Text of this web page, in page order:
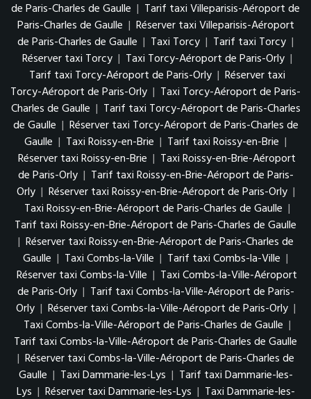
de Paris-Charles de Gaulle | Tarif taxi Villeparisis-Aéroport de
Paris-Charles de Gaulle | Réserver taxi Villeparisis-Aéroport
de Paris-Charles de Gaulle | Taxi Torcy | Tarif taxi Torcy |
Réserver taxi Torcy | Taxi Torcy-Aéroport de Paris-Orly |
Tarif taxi Torcy-Aéroport de Paris-Orly | Réserver taxi
Torcy-Aéroport de Paris-Orly | Taxi Torcy-Aéroport de Paris-
Charles de Gaulle | Tarif taxi Torcy-Aéroport de Paris-Charles
de Gaulle | Réserver taxi Torcy-Aéroport de Paris-Charles de
Gaulle | Taxi Roissy-en-Brie | Tarif taxi Roissy-en-Brie |
Réserver taxi Roissy-en-Brie | Taxi Roissy-en-Brie-Aéroport
de Paris-Orly | Tarif taxi Roissy-en-Brie-Aéroport de Paris-
Orly | Réserver taxi Roissy-en-Brie-Aéroport de Paris-Orly |
Taxi Roissy-en-Brie-Aéroport de Paris-Charles de Gaulle |
Tarif taxi Roissy-en-Brie-Aéroport de Paris-Charles de Gaulle
| Réserver taxi Roissy-en-Brie-Aéroport de Paris-Charles de
Gaulle | Taxi Combs-la-Ville | Tarif taxi Combs-la-Ville |
Réserver taxi Combs-la-Ville | Taxi Combs-la-Ville-Aéroport
de Paris-Orly | Tarif taxi Combs-la-Ville-Aéroport de Paris-
Orly | Réserver taxi Combs-la-Ville-Aéroport de Paris-Orly |
Taxi Combs-la-Ville-Aéroport de Paris-Charles de Gaulle |
Tarif taxi Combs-la-Ville-Aéroport de Paris-Charles de Gaulle
| Réserver taxi Combs-la-Ville-Aéroport de Paris-Charles de
Gaulle | Taxi Dammarie-les-Lys | Tarif taxi Dammarie-les-
Lys | Réserver taxi Dammarie-les-Lys | Taxi Dammarie-les-